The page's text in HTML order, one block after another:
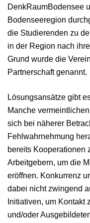
DenkRaumBodensee
Bodenseeregion
die Studierenden zu
in der Region nach
Grund wurde die
Partnerschaft genannt.
Lösungsansätze gibt
Manche
sich bei näherer
Fehlwahrnehmung
bereits Kooperationen
Arbeitgebern, um die
eröffnen. Konkurrenz
dabei nicht zwingend
Initiativen, um Kontakt
und/oder